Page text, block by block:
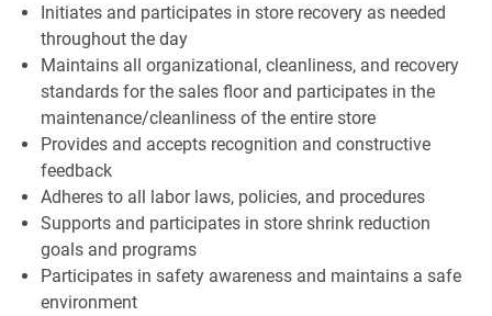
Initiates and participates in store recovery as needed
throughout the day
Maintains all organizational, cleanliness, and recovery
standards for the sales floor and participates in the
maintenance/cleanliness of the entire store
Provides and accepts recognition and constructive
feedback
Adheres to all labor laws, policies, and procedures
Supports and participates in store shrink reduction
goals and programs
Participates in safety awareness and maintains a safe
environment